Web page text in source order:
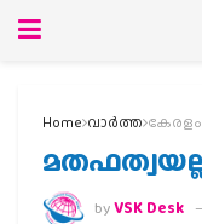
Home വാര്‍ത്ത കേരളം
byVSK Desk